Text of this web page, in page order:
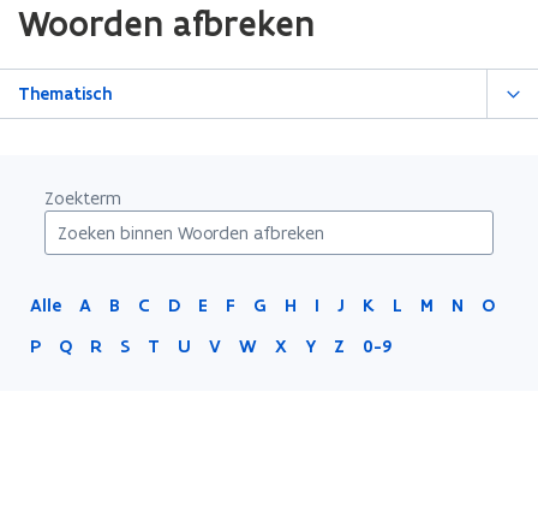
zich
op:
Woorden
Woorden afbreken
Thematisch
Zoekterm
Alle A B C D E F G H I J K L M N
O
P
Q R S T U V W X Y Z 0-9